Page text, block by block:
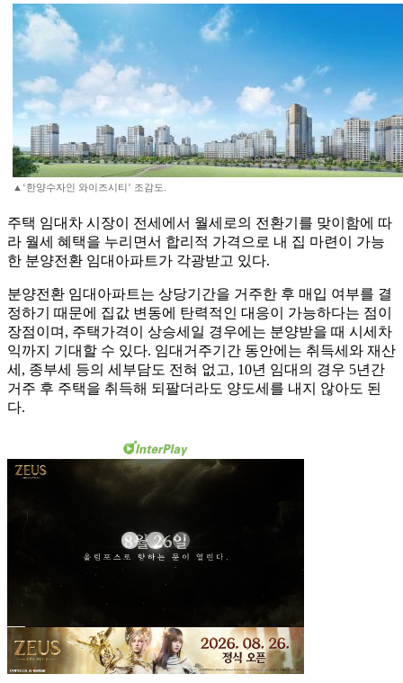
▲‘한양수자인 와이즈시티’ 조감도.
주택 임대차 시장이 전세에서 월세로의 전환기를 맞이함에 따
라 월세 혜택을 누리면서 합리적 가격으로 내 집 마련이 가능
한 분양전환 임대아파트가 각광받고 있다.
분양전환 임대아파트는 상당기간을 거주한 후 매입 여부를 결
정하기 때문에 집값 변동에 탄력적인 대응이 가능하다는 점이
장점이며, 주택가격이 상승세일 경우에는 분양받을 때 시세차
익까지 기대할 수 있다. 임대거주기간 동안에는 취득세와 재산
세, 종부세 등의 세부담도 전혀 없고, 10년 임대의 경우 5년간
거주 후 주택을 취득해 되팔더라도 양도세를 내지 않아도 된
다.